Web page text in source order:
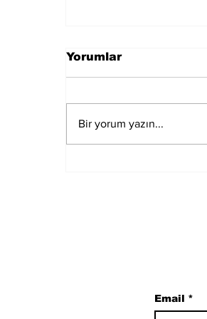
Yorumlar
Bir yorum yazın...
Email *